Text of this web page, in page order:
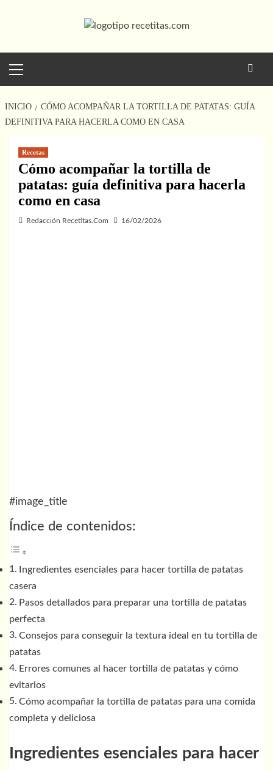
principal
INICIO
CÓMO ACOMPAÑAR LA TORTILLA DE PATATAS: GUÍA
DEFINITIVA PARA HACERLA COMO EN CASA
Recetas
Cómo acompañar la tortilla de
patatas: guía definitiva para hacerla
como en casa
Redacción Recetitas.Com 16/02/2026
#image_title
Índice de contenidos:
Ingredientes esenciales para hacer tortilla de patatas
casera
Pasos detallados para preparar una tortilla de patatas
perfecta
Consejos para conseguir la textura ideal en tu tortilla de
patatas
Errores comunes al hacer tortilla de patatas y cómo
evitarlos
Cómo acompañar la tortilla de patatas para una comida
completa y deliciosa
Ingredientes esenciales para hacer